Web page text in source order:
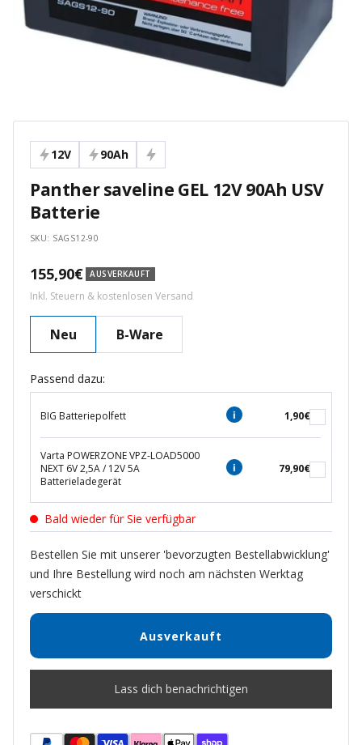
12V 90Ah
Panther saveline GEL 12V 90Ah USV
Batterie
SKU: SAGS12-90
Angebotspreis
155,90€ AUSVERKAUFT
Inkl. Steuern & kostenlosen Versand
Neu B-Ware
Passend dazu:
BIG Batteriepolfett 1,90€
Varta POWERZONE VPZ-LOAD5000
NEXT 6V 2,5A / 12V 5A
Batterieladegerät
79,90€
Bald wieder für Sie verfügbar
Bestellen Sie mit unserer 'bevorzugten Bestellabwicklung'
und Ihre Bestellung wird noch am nächsten Werktag
verschickt
Ausverkauft
Lass dich benachrichtigen